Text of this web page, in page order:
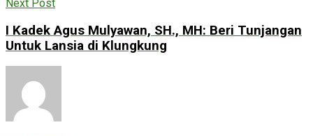
Next Post
I Kadek Agus Mulyawan, SH., MH: Beri Tunjangan
Untuk Lansia di Klungkung